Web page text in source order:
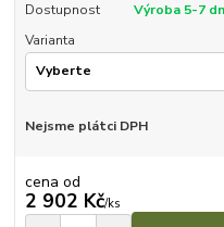
Dostupnost
Výroba 5-7
Varianta
Nejsme plátci DPH
cena od
2 902 Kč/ks